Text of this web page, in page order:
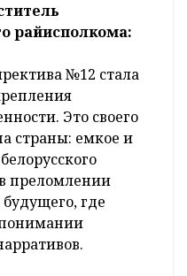
райисполкома:
№12 стала
Это своего
страны: емкое и
преломлении
где